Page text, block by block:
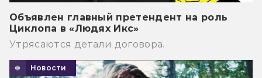
Объявлен главный претендент на роль
Циклопа в «Людях Икс»
Утрясаются детали договора.
Новости